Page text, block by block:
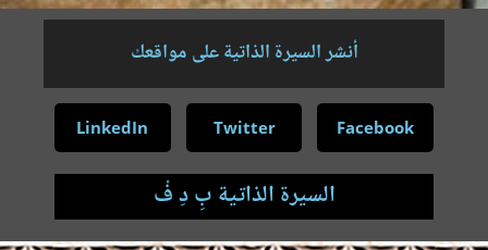
أنشر السيرة الذاتية على مواقعك
Facebook
Twitter
LinkedIn
السيرة الذاتية بِ دِ فْ